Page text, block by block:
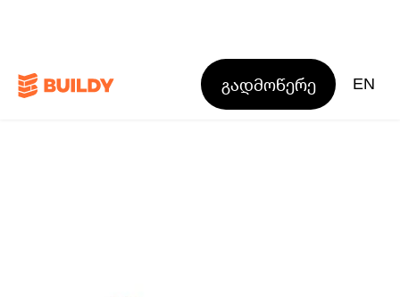
გადმოწერე EN